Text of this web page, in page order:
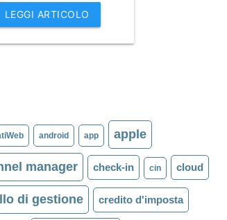
LEGGI ARTICOLO
android app apple
manager check-in cin cloud
di gestione credito d'imposta